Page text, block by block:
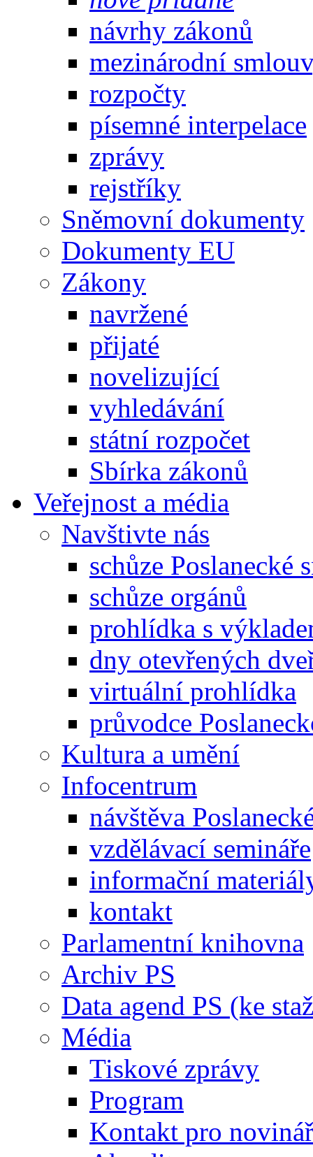
návrhy zákonů
mezinárodní
rozpočty
písemné interpelace
zprávy
rejstříky
Sněmovní dokumenty
Dokumenty EU
Zákony
navržené
přijaté
novelizující
vyhledávání
státní rozpočet
Sbírka zákonů
Veřejnost a média
Navštivte nás
schůze Poslanecké
schůze orgánů
prohlídka s
dny otevřených
virtuální prohlídka
průvodce
Kultura a umění
Infocentrum
návštěva
vzdělávací semináře
informační
kontakt
Parlamentní knihovna
Archiv PS
Data agend PS (ke
Média
Tiskové zprávy
Program
Kontakt pro